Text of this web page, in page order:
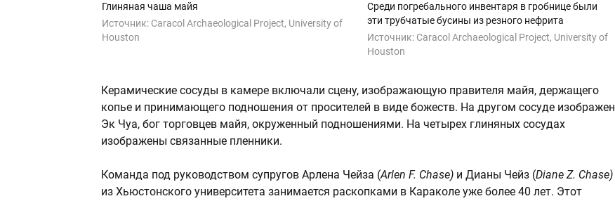
Глиняная чаша майя
Источник: Caracol Archaeological Project, University of
Houston
Среди погребального инвентаря в гробнице были
эти трубчатые бусины из резного нефрита
Источник: Caracol Archaeological Project, University of
Houston
Керамические сосуды в камере включали сцену, изображающую правителя майя, держащего
копье и принимающего подношения от просителей в виде божеств. На другом сосуде изображен
Эк Чуа, бог торговцев майя, окруженный подношениями. На четырех глиняных сосудах
изображены связанные пленники.
Команда под руководством супругов Арлена Чейза (Arlen F. Chase) и Дианы Чейз (Diane Z. Chase)
из Хьюстонского университета занимается раскопками в Караколе уже более 40 лет. Этот